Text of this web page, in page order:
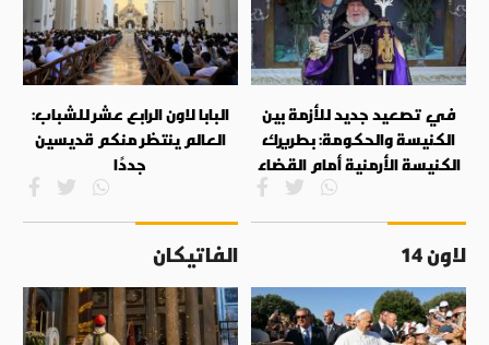
في تصعيد جديد للأزمة بين
الكنيسة والحكومة: بطريرك
الكنيسة الأرمنية أمام القضاء
البابا لاون الرابع عشر للشباب:
العالم ينتظر منكم قديسين
جددًا
لاون 14 الفاتيكان